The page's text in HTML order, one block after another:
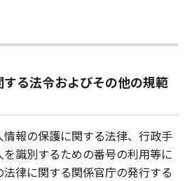
る法令およびその他の規範
報の保護に関する法律、行政手
識別するための番号の利用等に
律に関する関係官庁の発行する